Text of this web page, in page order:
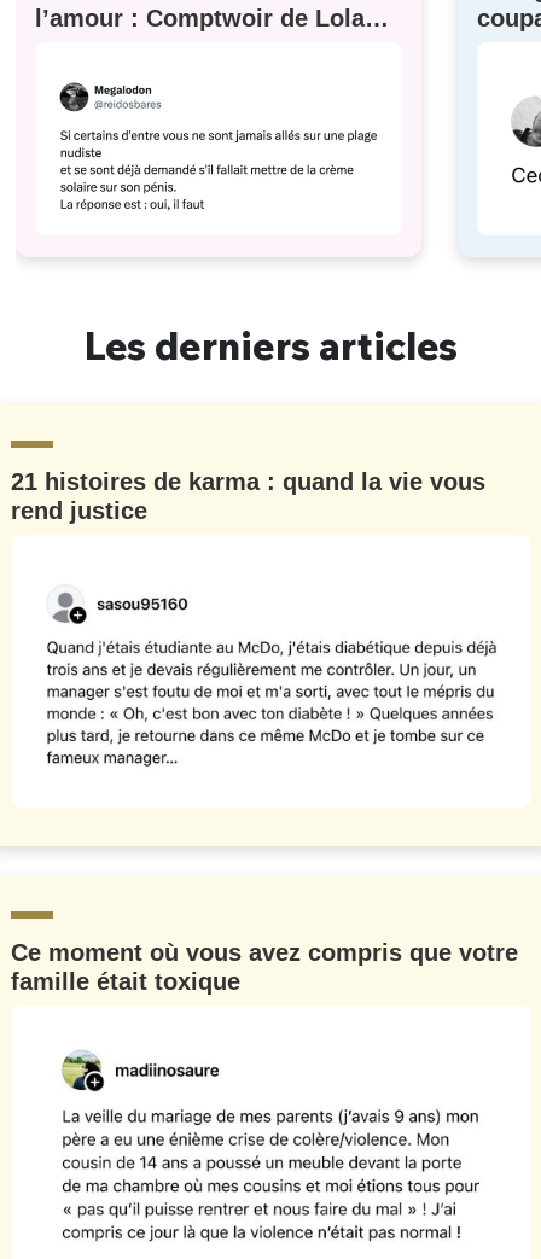
l’amour : Comptwoir de Lola
Les derniers articles
21 histoires de karma : quand la vie vous
rend justice
Ce moment où vous avez compris que votre
famille était toxique